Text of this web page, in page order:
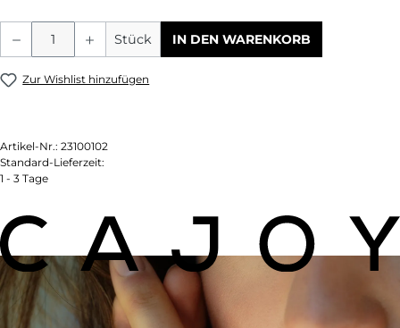
Produkt Anzahl: Gib den gewünschten
Stück IN DEN WARENKORB
Zur Wishlist hinzufügen
Artikel-Nr.: 23100102
Standard-Lieferzeit:
1 - 3 Tage